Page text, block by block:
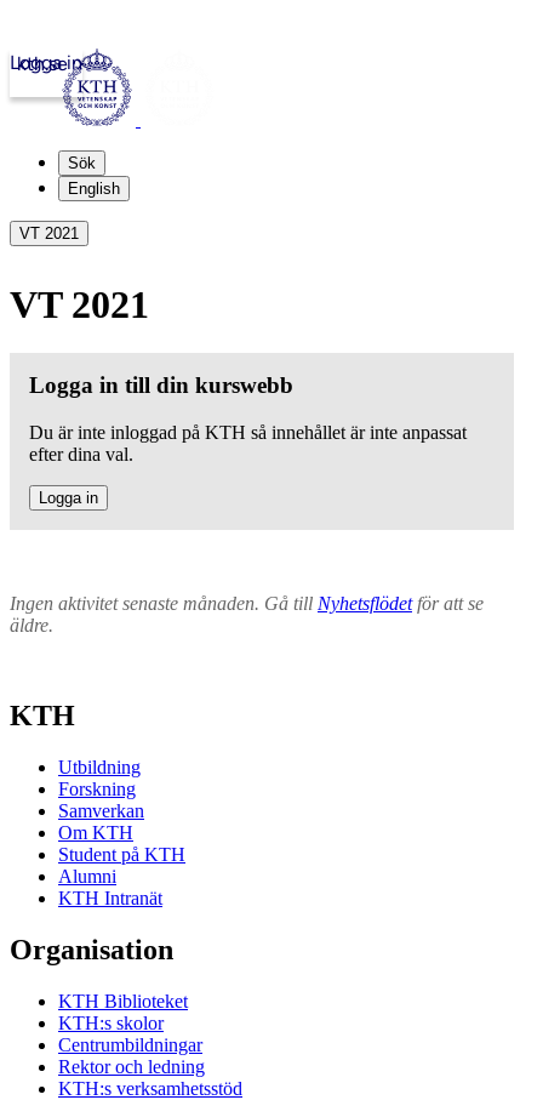
kth.se
Logga in
Sök
English
VT 2021
VT 2021
Logga in till din kurswebb
Du är inte inloggad på KTH så innehållet är inte anpassat
efter dina val.
Logga in
Ingen aktivitet senaste månaden. Gå till Nyhetsflödetför att se
äldre.
KTH
Utbildning
Forskning
Samverkan
Om KTH
Student på KTH
Alumni
KTH Intranät
Organisation
KTH Biblioteket
KTH:s skolor
Centrumbildningar
Rektor och ledning
KTH:s verksamhetsstöd